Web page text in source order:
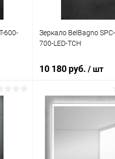
600-
Зеркало BelBagno
700-LED-TCH
10 180 руб. / шт